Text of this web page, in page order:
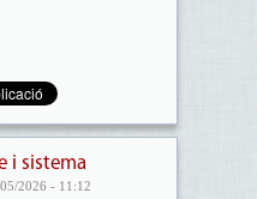
i sistema
2026 - 11:12